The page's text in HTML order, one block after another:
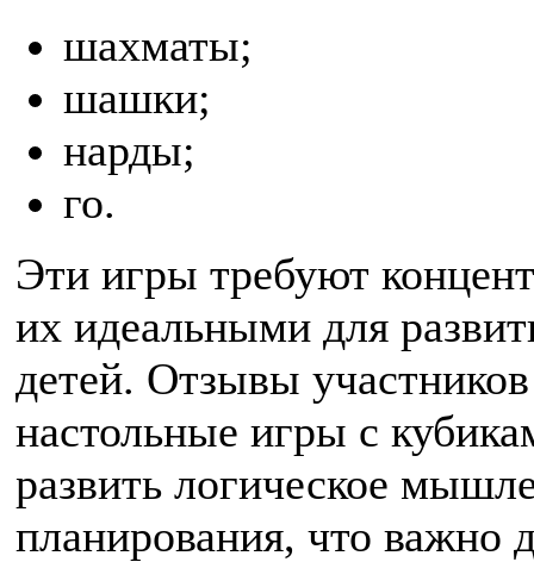
шахматы;
шашки;
нарды;
го.
Эти игры требуют
их идеальными для
детей. Отзывы
настольные игры с
развить логическое
планирования, что важно